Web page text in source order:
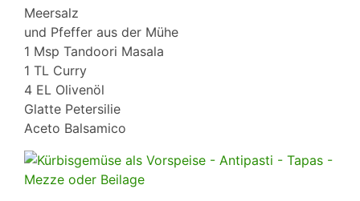
Meersalz
und Pfeffer aus der Mühe
1 Msp Tandoori Masala
1 TL Curry
4 EL Olivenöl
Glatte Petersilie
Aceto Balsamico